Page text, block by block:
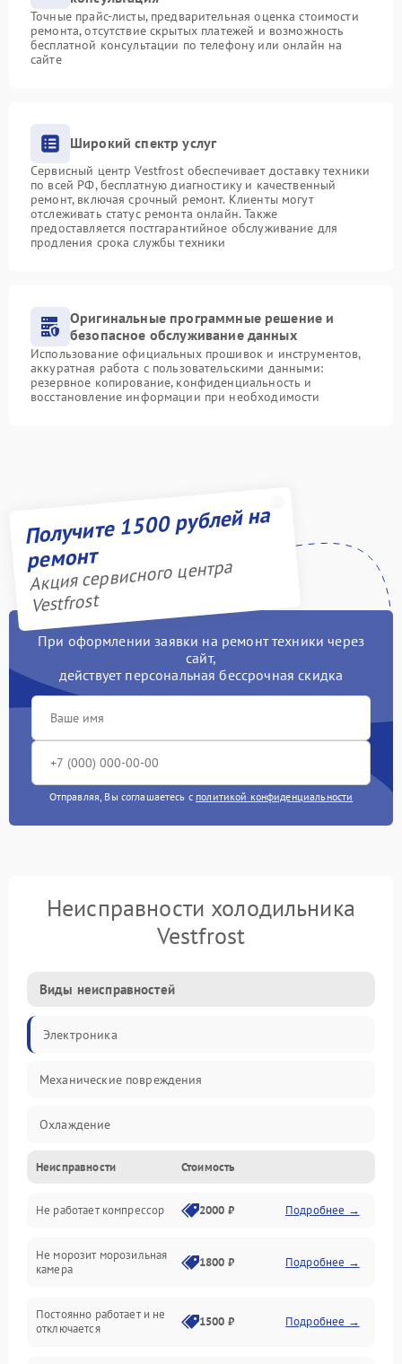
Точные прайс-листы, предварительная оценка стоимости
ремонта, отсутствие скрытых платежей и возможность
бесплатной консультации по телефону или онлайн на
сайте
Широкий спектр услуг
Сервисный центр Vestfrost обеспечивает доставку техники
по всей РФ, бесплатную диагностику и качественный
ремонт, включая срочный ремонт. Клиенты могут
отслеживать статус ремонта онлайн. Также
предоставляется постгарантийное обслуживание для
продления срока службы техники
Оригинальные программные решение и
безопасное обслуживание данных
Использование официальных прошивок и инструментов,
аккуратная работа с пользовательскими данными:
резервное копирование, конфиденциальность и
восстановление информации при необходимости
Получите 1500 рублей на
ремонт
Акция сервисного центра
Vestfrost
При оформлении заявки на ремонт техники через
сайт,
действует персональная бессрочная скидка
Отправляя, Вы соглашаетесь с политикой конфиденциальности
Неисправности холодильника
Vestfrost
Виды неисправностей
Электроника
Механические повреждения
Охлаждение
Механика
Электропитание
Дренаж
Неисправности Стоимость
Не работает компрессор 2000 ₽ Подробнее →
Не морозит морозильная
камера
1800 ₽ Подробнее →
Постоянно работает и не
отключается
1500 ₽ Подробнее →